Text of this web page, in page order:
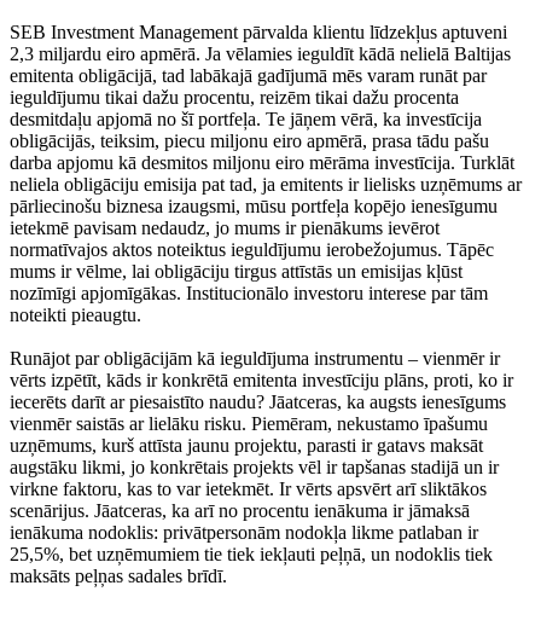
SEB Investment Management pārvalda klientu līdzekļus aptuveni
2,3 miljardu eiro apmērā. Ja vēlamies ieguldīt kādā nelielā Baltijas
emitenta obligācijā, tad labākajā gadījumā mēs varam runāt par
ieguldījumu tikai dažu procentu, reizēm tikai dažu procenta
desmitdaļu apjomā no šī portfeļa. Te jāņem vērā, ka investīcija
obligācijās, teiksim, piecu miljonu eiro apmērā, prasa tādu pašu
darba apjomu kā desmitos miljonu eiro mērāma investīcija. Turklāt
neliela obligāciju emisija pat tad, ja emitents ir lielisks uzņēmums ar
pārliecinošu biznesa izaugsmi, mūsu portfeļa kopējo ienesīgumu
ietekmē pavisam nedaudz, jo mums ir pienākums ievērot
normatīvajos aktos noteiktus ieguldījumu ierobežojumus. Tāpēc
mums ir vēlme, lai obligāciju tirgus attīstās un emisijas kļūst
nozīmīgi apjomīgākas. Institucionālo investoru interese par tām
noteikti pieaugtu.
Runājot par obligācijām kā ieguldījuma instrumentu – vienmēr ir
vērts izpētīt, kāds ir konkrētā emitenta investīciju plāns, proti, ko ir
iecerēts darīt ar piesaistīto naudu? Jāatceras, ka augsts ienesīgums
vienmēr saistās ar lielāku risku. Piemēram, nekustamo īpašumu
uzņēmums, kurš attīsta jaunu projektu, parasti ir gatavs maksāt
augstāku likmi, jo konkrētais projekts vēl ir tapšanas stadijā un ir
virkne faktoru, kas to var ietekmēt. Ir vērts apsvērt arī sliktākos
scenārijus. Jāatceras, ka arī no procentu ienākuma ir jāmaksā
ienākuma nodoklis: privātpersonām nodokļa likme patlaban ir
25,5%, bet uzņēmumiem tie tiek iekļauti peļņā, un nodoklis tiek
maksāts peļņas sadales brīdī.